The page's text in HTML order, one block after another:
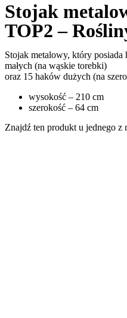
Stojak
TOP2 –
Stojak metalowy, który
małych (na wąskie torebki)
oraz 15 haków dużych (na
wysokość – 210 cm
szerokość – 64 cm
Znajdź ten produkt u jednego z